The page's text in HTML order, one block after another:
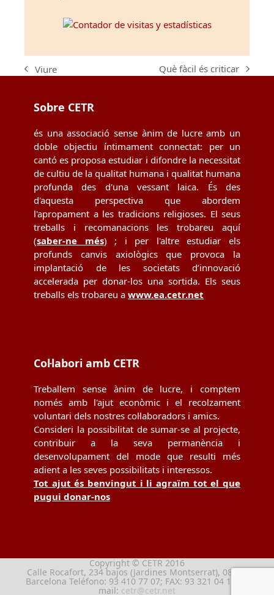
previous
Viure
next
Què fàcil és criticar
Sobre CETR
és una associació sense ànim de lucre amb un
doble objectiu íntimament connectat: per un
cantó es proposa estudiar i difondre la necessitat
de cultiu de la qualitat humana i qualitat humana
profunda des d'una vessant laica. És des
d'aquesta perspectiva que abordem
l'apropament a les tradicions religioses. El seus
treballs i recomanacions les trobareu aquí
(saber-ne més) ; i per l'altre estudiar els
profunds canvis axiològics que provoca la
implantació de les societats d’innovació
accelerada per donar-los una sortida. Els seus
treballs els trobareu a www.ea.cetr.net
Col·labori amb CETR
Treballem sense ànim de lucre, i comptem
només amb l'ajut econòmic i el recolzament
voluntari dels nostres col·laboradors i amics.
Consideri la possibilitat de sumar-se al projecte,
contribuir a la seva permanència i
desenvolupament del mode que resulti més
adient a les seves possibilitats i interessos.
Tot ajut és benvingut i li agraïm tot el que
pugui donar-nos
Copyright © CETR 2016
Calle Rocafort, 234 bajos (Jardines Montserrat), 08029
Barcelona Teléfono: 93 410 77 07; FAX: 93 321 04 13; e-
mail: cetr@cetr.net